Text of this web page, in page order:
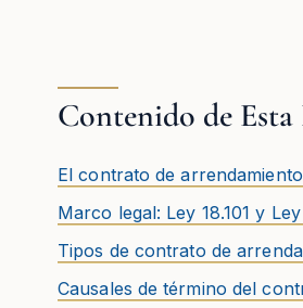
Contenido de Esta
El contrato de
Marco legal: Ley 18.101 y
Tipos de contrato de
Causales de término del